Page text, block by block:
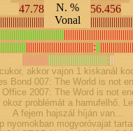
47.78
N. %
Vonal
56.456
||||||||||||||||||||||||||||||||:||
|||||||||||:||||||||||||||||||||||||||||:||
akkor vajon 1 kiskanál
Bond 007: The World is not
Office 2007: The Word is not
problémát a hamufelhő.
A fejem hajszál híján van...
nyomokban mogyoróvajat